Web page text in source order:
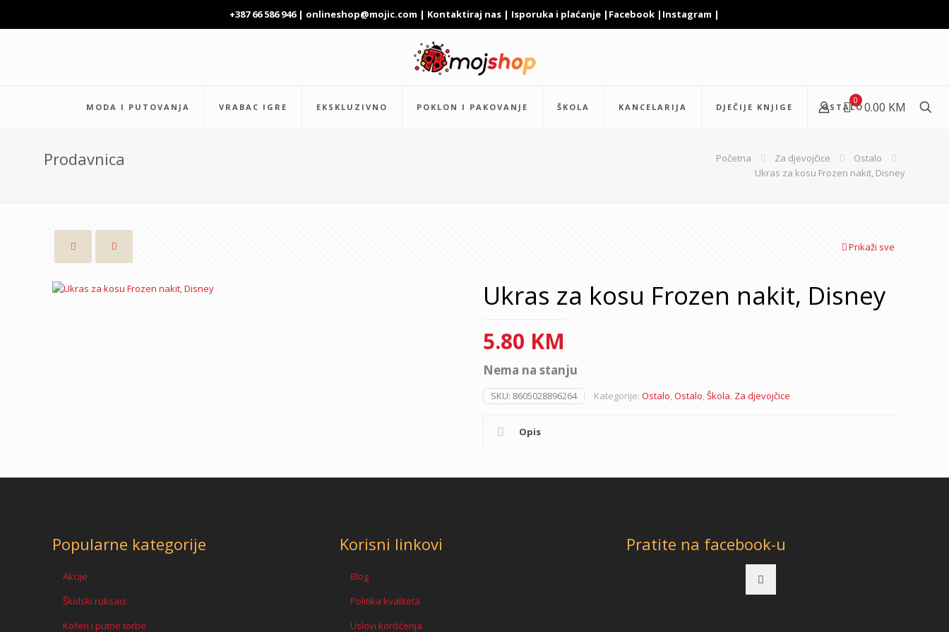
+387 66 586 946 | onlineshop@mojic.com | Kontaktiraj nas | Isporuka i plaćanje | Facebook | Instagram |
MODA I PUTOVANJA VRABAC IGRE EKSKLUZIVNO POKLON I PAKOVANJE ŠKOLA KANCELARIJA DJEČIJE KNJIGE OSTALO
0 0.00 KM
Prodavnica Početna Za djevojčice
Ostalo
Ukras za kosu Frozen nakit, Disney
Prikaži sve
Ukras za kosu Frozen nakit, Disney
5.80 KM
Nema na stanju
SKU: 8605028896264 Kategorije: Ostalo,Ostalo,Škola, Za djevojčice
Opis
Popularne kategorije
Akcije
Školski ruksaci
Koferi i putne torbe
Korisni linkovi
Blog
Politika kvaliteta
Uslovi korišćenja
Pratite na facebook-u